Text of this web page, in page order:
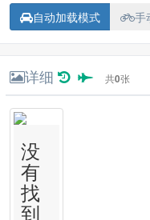
自动加载模式 手
详细 共0张
没
有
找
到